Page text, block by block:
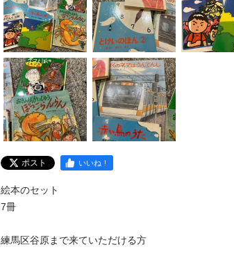
ポスト いいね！
絵本のセット
7冊
練馬区谷原まで来ていただける方